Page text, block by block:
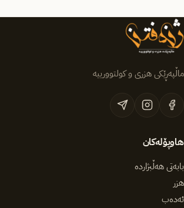
ماڵپەڕێکی هزری و کولتوورییە
هاوپۆلەکان
بابەتی هەڵبژاردە
هزر
ئەدەب